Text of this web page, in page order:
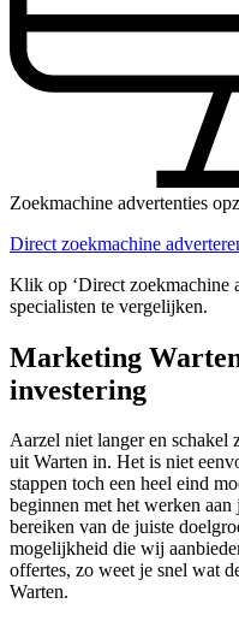
Zoekmachine advertenties
Direct zoekmachine
Klik op ‘Direct zoekmachine
specialisten te vergelijken.
Marketing
investering
Aarzel niet langer en schakel
uit Warten in. Het is niet
stappen toch een heel eind
beginnen met het werken
bereiken van de juiste
mogelijkheid die wij
offertes, zo weet je snel wat
Warten.